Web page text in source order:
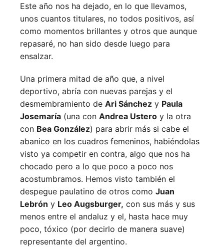
Este año nos ha dejado, en lo que llevamos,
unos cuantos titulares, no todos positivos, así
como momentos brillantes y otros que aunque
repasaré, no han sido desde luego para
ensalzar.
Una primera mitad de año que, a nivel
deportivo, abría con nuevas parejas y el
desmembramiento de Ari Sánchez y Paula
Josemaría (una con Andrea Ustero y la otra
con Bea González) para abrir más si cabe el
abanico en los cuadros femeninos, habiéndolas
visto ya competir en contra, algo que nos ha
chocado pero a lo que poco a poco nos
acostumbramos. Hemos visto también el
despegue paulatino de otros como Juan
Lebrón y Leo Augsburger, con sus más y sus
menos entre el andaluz y el, hasta hace muy
poco, tóxico (por decirlo de manera suave)
representante del argentino.